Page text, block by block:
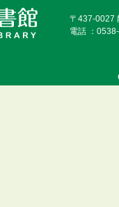
〒437-0027
電話 ：